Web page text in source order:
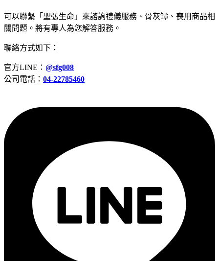
可以聯繫「聖弘生命」來諮詢禮儀服務、骨灰罈、喪用商品相
關問題。將有專人為您解答服務。
聯絡方式如下：
官方LINE： @sfg008
公司電話： 04-22785460